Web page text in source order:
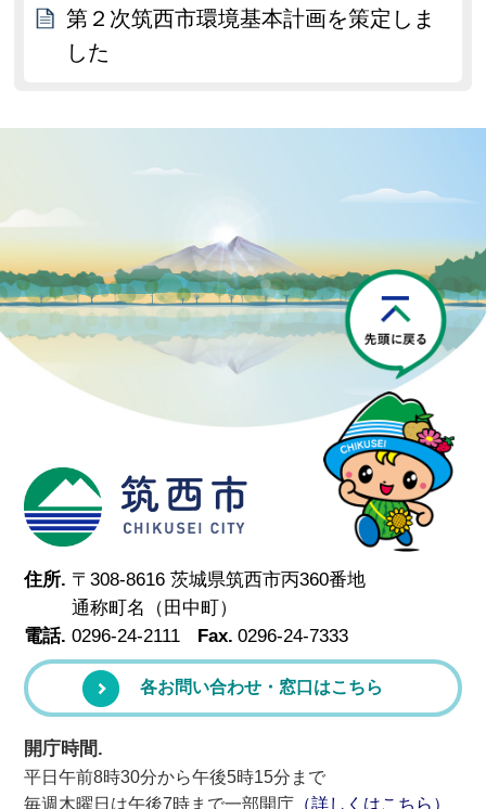
第２次筑西市環境基本計画を策定しま
した
筑西市
住所. 〒308-8616 茨城県筑西市丙360番地
通称町名（田中町）
電話. 0296-24-2111 Fax. 0296-24-7333
各お問い合わせ・窓口はこちら
開庁時間.
平日午前8時30分から午後5時15分まで
毎週木曜日は午後7時まで一部開庁 （詳しくはこちら）